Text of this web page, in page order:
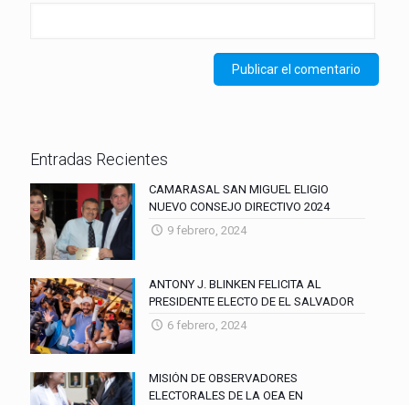
Entradas Recientes
CAMARASAL SAN MIGUEL ELIGIO
NUEVO CONSEJO DIRECTIVO 2024
9 febrero, 2024
ANTONY J. BLINKEN FELICITA AL
PRESIDENTE ELECTO DE EL SALVADOR
6 febrero, 2024
MISIÓN DE OBSERVADORES
ELECTORALES DE LA OEA EN